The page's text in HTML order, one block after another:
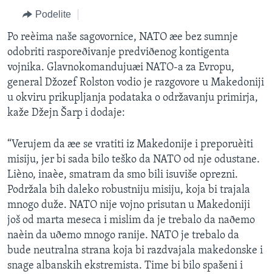
pretraguEKONOMIJA
NAUKA I TEHNOLOGIJA
MEDICINA
KULTURA
DRUŠTVO
INTERVJU
PRATITE NAS
Jezici
Podelite
Po reèima naše sagovornice, NATO æe bez sumnje
odobriti rasporeðivanje predviðenog kontigenta
vojnika. Glavnokomandujuæi NATO-a za Evropu,
general Džozef Rolston vodio je razgovore u Makedoniji
u okviru prikupljanja podataka o održavanju primirja,
kaže Džejn Šarp i dodaje:
“Verujem da æe se vratiti iz Makedonije i preporuèiti
misiju, jer bi sada bilo teško da NATO od nje odustane.
Lièno, inaèe, smatram da smo bili isuviše oprezni.
Podržala bih daleko robustniju misiju, koja bi trajala
mnogo duže. NATO nije vojno prisutan u Makedoniji
još od marta meseca i mislim da je trebalo da naðemo
naèin da uðemo mnogo ranije. NATO je trebalo da
bude neutralna strana koja bi razdvajala makedonske i
snage albanskih ekstremista. Time bi bilo spašeni i